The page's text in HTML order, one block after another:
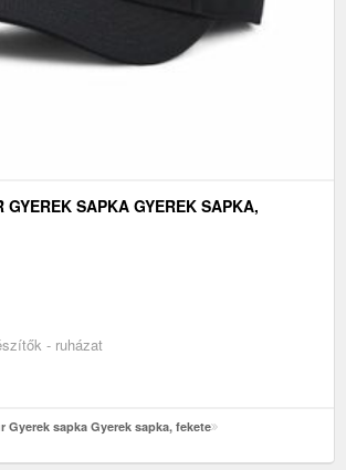
GYEREK SAPKA GYEREK SAPKA,
- ruházat
Gyerek sapka Gyerek sapka, fekete